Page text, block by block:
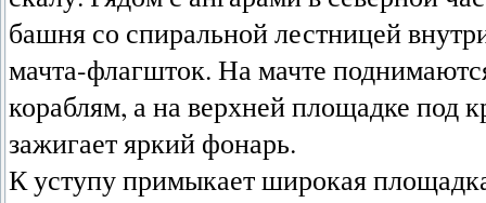
башня со спиральной лестницей
мачта-флагшток. На мачте
кораблям, а на верхней площадке
зажигает яркий фонарь.
К уступу примыкает широкая